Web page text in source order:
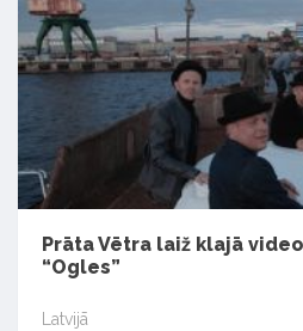
Prāta Vētra laiž klajā
“Ogles”
Latvijā